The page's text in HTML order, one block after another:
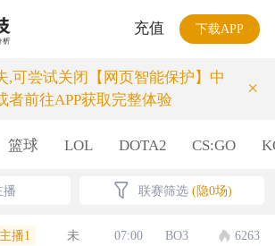
充值 下载APP
,可尝试关闭【网页智能保护】中
者前往APP获取完整体验
×
篮球 LOL DOTA2 CS:GO
播 联赛筛选 (隐0场)
主播1 未 07:00 BO3 6263